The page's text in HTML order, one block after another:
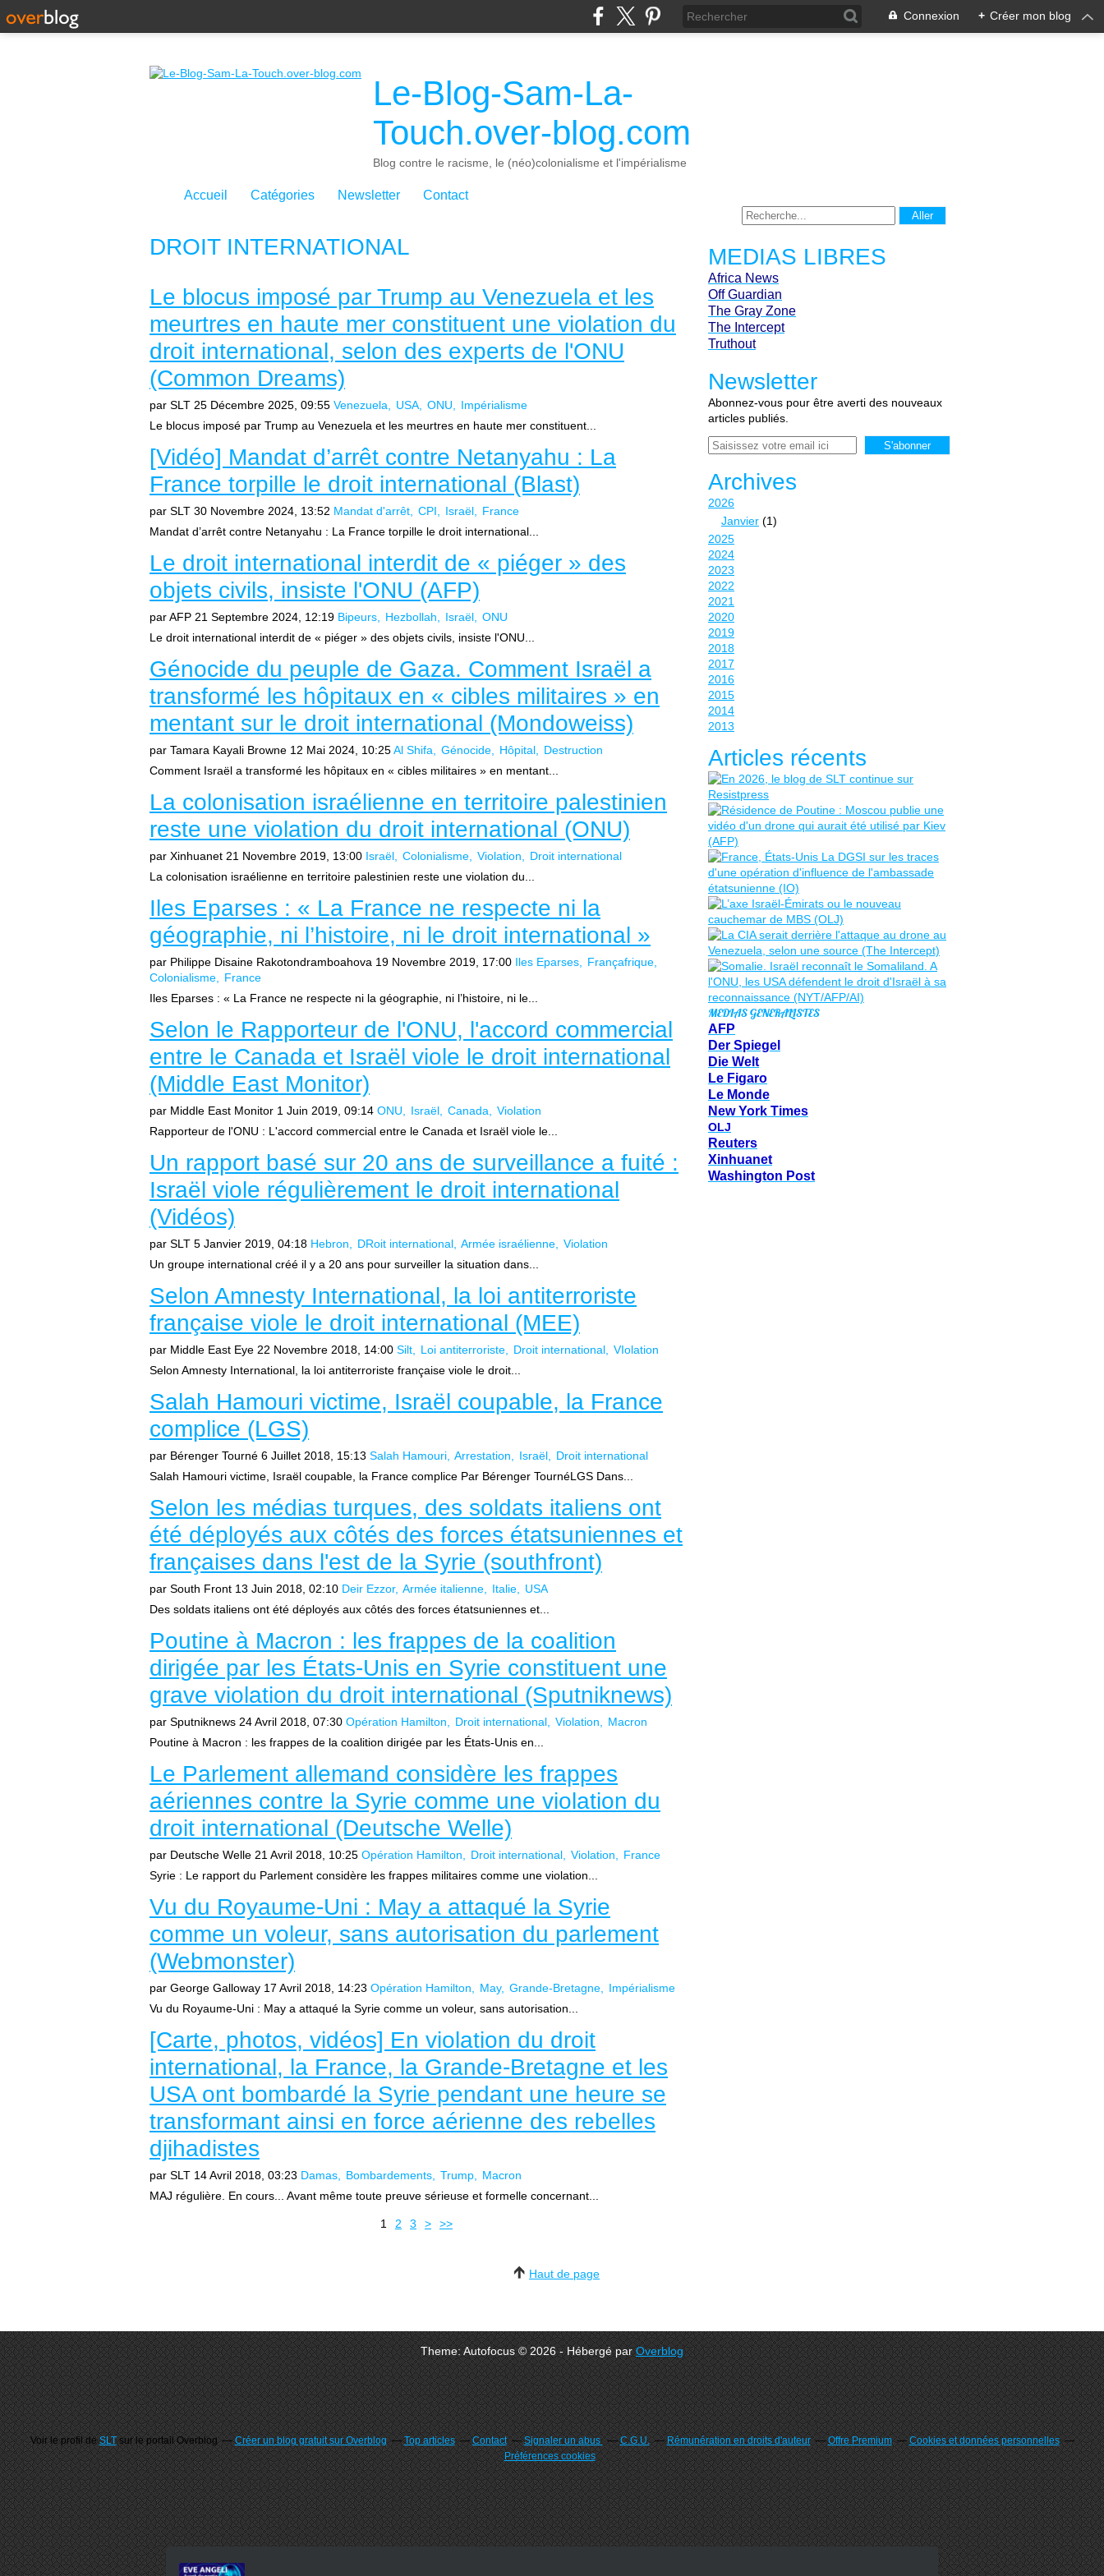
Connexion + Créer mon blog
Le-Blog-Sam-La-
Touch.over-blog.com
Blog contre le racisme, le (néo)colonialisme et l'impérialisme
Accueil Catégories Newsletter Contact
DROIT INTERNATIONAL
Le blocus imposé par Trump au Venezuela et les
meurtres en haute mer constituent une violation du
droit international, selon des experts de l'ONU
(Common Dreams)
par SLT 25 Décembre 2025, 09:55 Venezuela USA ONU
Impérialisme
Le blocus imposé par Trump au Venezuela et les meurtres en haute mer constituent...
[Vidéo] Mandat d’arrêt contre Netanyahu : La
France torpille le droit international (Blast)
par SLT 30 Novembre 2024, 13:52 Mandat d'arrêt CPI Israël
France
Mandat d’arrêt contre Netanyahu : La France torpille le droit international...
Le droit international interdit de « piéger » des
objets civils, insiste l'ONU (AFP)
par AFP 21 Septembre 2024, 12:19 Bipeurs Hezbollah Israël
ONU
Le droit international interdit de « piéger » des objets civils, insiste l'ONU...
Génocide du peuple de Gaza. Comment Israël a
transformé les hôpitaux en « cibles militaires » en
mentant sur le droit international (Mondoweiss)
par Tamara Kayali Browne 12 Mai 2024, 10:25Al Shifa Génocide Hôpital
Destruction
Comment Israël a transformé les hôpitaux en « cibles militaires » en mentant...
La colonisation israélienne en territoire palestinien
reste une violation du droit international (ONU)
par Xinhuanet 21 Novembre 2019, 13:00 Israël Colonialisme Violation
Droit international
La colonisation israélienne en territoire palestinien reste une violation du...
Iles Eparses : « La France ne respecte ni la
géographie, ni l’histoire, ni le droit international »
par Philippe Disaine Rakotondramboahova 19 Novembre 2019, 17:00 Iles Eparses
Françafrique
Colonialisme
France
Iles Eparses : « La France ne respecte ni la géographie, ni l’histoire, ni le...
Selon le Rapporteur de l'ONU, l'accord commercial
entre le Canada et Israël viole le droit international
(Middle East Monitor)
par Middle East Monitor 1 Juin 2019, 09:14 ONU Israël Canada
Violation
Rapporteur de l'ONU : L'accord commercial entre le Canada et Israël viole le...
Un rapport basé sur 20 ans de surveillance a fuité :
Israël viole régulièrement le droit international
(Vidéos)
par SLT 5 Janvier 2019, 04:18 Hebron DRoit international Armée israélienne
Violation
Un groupe international créé il y a 20 ans pour surveiller la situation dans...
Selon Amnesty International, la loi antiterroriste
française viole le droit international (MEE)
par Middle East Eye 22 Novembre 2018, 14:00 Silt Loi antiterroriste Droit international
VIolation
Selon Amnesty International, la loi antiterroriste française viole le droit...
Salah Hamouri victime, Israël coupable, la France
complice (LGS)
par Bérenger Tourné 6 Juillet 2018, 15:13 Salah Hamouri Arrestation Israël
Droit international
Salah Hamouri victime, Israël coupable, la France complice Par Bérenger TournéLGS Dans...
Selon les médias turques, des soldats italiens ont
été déployés aux côtés des forces étatsuniennes et
françaises dans l'est de la Syrie (southfront)
par South Front 13 Juin 2018, 02:10 Deir Ezzor Armée italienne Italie
USA
Des soldats italiens ont été déployés aux côtés des forces étatsuniennes et...
Poutine à Macron : les frappes de la coalition
dirigée par les États-Unis en Syrie constituent une
grave violation du droit international (Sputniknews)
par Sputniknews 24 Avril 2018, 07:30 Opération Hamilton Droit international Violation
Macron
Poutine à Macron : les frappes de la coalition dirigée par les États-Unis en...
Le Parlement allemand considère les frappes
aériennes contre la Syrie comme une violation du
droit international (Deutsche Welle)
par Deutsche Welle 21 Avril 2018, 10:25 Opération Hamilton Droit international Violation
France
Syrie : Le rapport du Parlement considère les frappes militaires comme une violation...
Vu du Royaume-Uni : May a attaqué la Syrie
comme un voleur, sans autorisation du parlement
(Webmonster)
par George Galloway 17 Avril 2018, 14:23 Opération Hamilton May Grande-Bretagne
Impérialisme
Vu du Royaume-Uni : May a attaqué la Syrie comme un voleur, sans autorisation...
[Carte, photos, vidéos] En violation du droit
international, la France, la Grande-Bretagne et les
USA ont bombardé la Syrie pendant une heure se
transformant ainsi en force aérienne des rebelles
djihadistes
par SLT 14 Avril 2018, 03:23 Damas Bombardements Trump
Macron
MAJ régulière. En cours... Avant même toute preuve sérieuse et formelle concernant...
1 2 3 > >>
MEDIAS LIBRES
Africa News
Off Guardian
The Gray Zone
The Intercept
Truthout
Newsletter
Abonnez-vous pour être averti des nouveaux
articles publiés.
Email
Archives
2026
Janvier (1)
2025
2024
2023
2022
2021
2020
2019
2018
2017
2016
2015
2014
2013
Articles récents
MEDIAS GENERALISTES
AFP
Der Spiegel
Die Welt
Le Figaro
Le Monde
New York Times
OLJ
Reuters
Xinhuanet
Washington Post
Haut de page
Theme: Autofocus © 2026 - Hébergé parOverblog
Voir le profil deSLTsur le portail Overblog Créer un blog gratuit sur Overblog Top articles Contact Signaler un abus C.G.U. Rémunération en droits d'auteur Offre Premium
Cookies et données personnelles
Préférences cookies